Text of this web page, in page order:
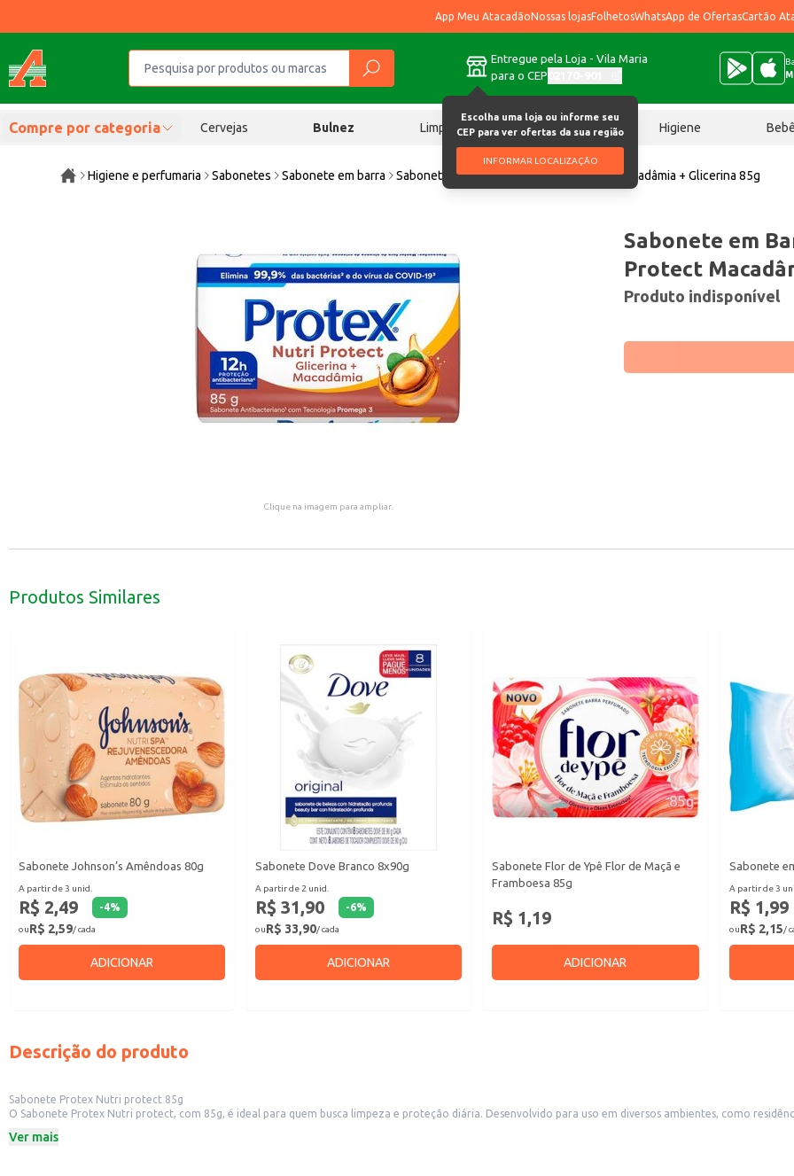
App Meu AtacadãoNossas lojasFolhetosWhatsApp de OfertasCartão
Entregue pela Loja - Vila Maria
para o CEP
Escolha uma loja ou informe seu
CEP para ver ofertas da sua região
INFORMAR LOCALIZAÇÃO
Compre por categoria Cervejas Bulnez Limpeza Chocolates Higiene
Higiene e perfumaria Sabonetes Sabonete em barra Sabonete em Barra Protex Nutri Protect Macadâmia + Glicerina 85g
Clique na imagem para ampliar.
Sabonete em
Protect
Produto indisponível
Produtos Similares
Sabonete Johnson’s Amêndoas 80g
A partir de 3 unid.
R$ 2,49 -4%
ouR$ 2,59/ cada
ADICIONAR
Sabonete Dove Branco 8x90g
A partir de 2 unid.
R$ 31,90 -6%
ouR$ 33,90/ cada
ADICIONAR
Sabonete Flor de Ypê Flor de Maçã e
Framboesa 85g
R$ 1,19
ADICIONAR
Sabonete
A partir de 3
R$ 1,99
ouR$ 2,15/
Descrição do produto
Sabonete Protex Nutri protect 85g
O Sabonete Protex Nutri protect, com 85g, é ideal para quem busca limpeza e proteção diária. Desenvolvido para uso em diversos ambientes, como
Dicas de Uso:
Ver mais